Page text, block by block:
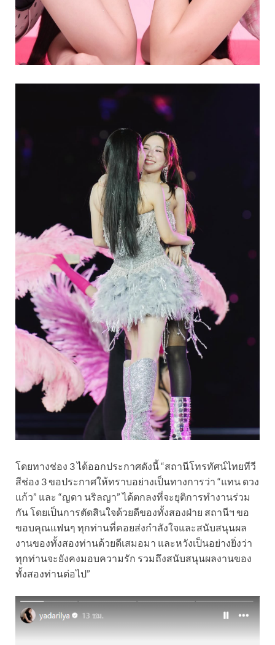
โดยทางช่อง 3 ได้ออกประกาศดังนี้ “สถานีโทรทัศน์ไทยทีวี
สีช่อง 3 ขอประกาศให้ทราบอย่างเป็นทางการว่า “แทน ดวง
แก้ว” และ “ญดา นริลญา” ได้ตกลงที่จะยุติการทำงานร่วม
กัน โดยเป็นการตัดสินใจด้วยดีของทั้งสองฝ่าย สถานีฯ ขอ
ขอบคุณแฟนๆ ทุกท่านที่คอยส่งกำลังใจและสนับสนุนผล
งานของทั้งสองท่านด้วยดีเสมอมา และหวังเป็นอย่างยิ่งว่า
ทุกท่านจะยังคงมอบความรัก รวมถึงสนับสนุนผลงานของ
ทั้งสองท่านต่อไป”